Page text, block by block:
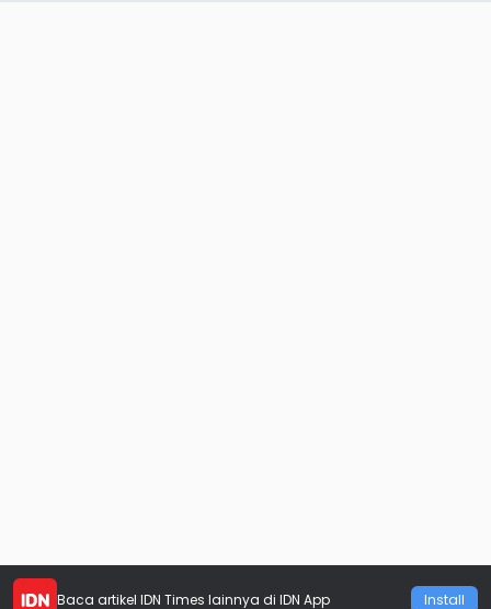
Baca artikel IDN Times lainnya di IDN App Install